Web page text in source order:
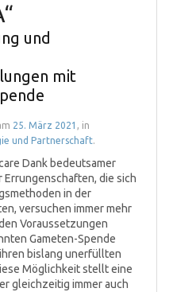
und
mit
25. März 2021 , in
und Partnerschaft.
Dank bedeutsamer
die sich
in der
versuchen immer mehr
Voraussetzungen
Gameten-Spende
bislang unerfüllten
Möglichkeit stellt eine
gleichzeitig immer auch